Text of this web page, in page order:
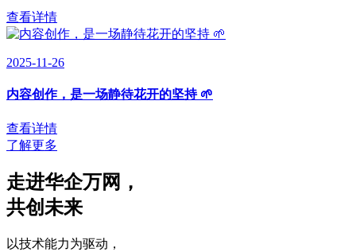
查看详情
2025-11-26
内容创作，是一场静待花开的坚持 🌱
查看详情
了解更多
走进华企万网 ，
共创未来
以技术能力为驱动 ，